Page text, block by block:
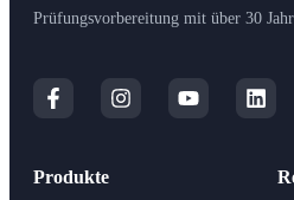
Prüfungsvorbereitung mit über 30
Produkte